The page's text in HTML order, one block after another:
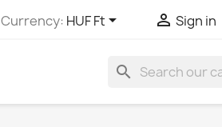
Currency: HUF Ft  Sign in
search